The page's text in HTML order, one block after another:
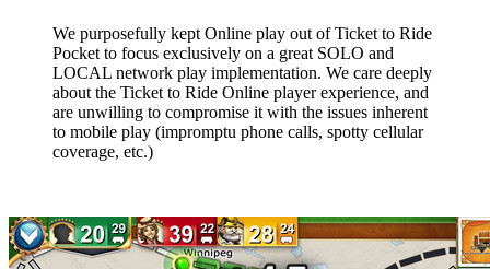
We purposefully kept Online play out of Ticket to Ride
Pocket to focus exclusively on a great SOLO and
LOCAL network play implementation. We care deeply
about the Ticket to Ride Online player experience, and
are unwilling to compromise it with the issues inherent
to mobile play (impromptu phone calls, spotty cellular
coverage, etc.)